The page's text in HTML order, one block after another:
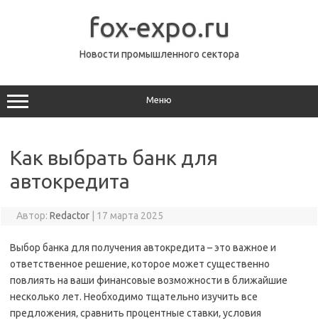
fox-expo.ru
Новости промышленного сектора
Меню
Как выбрать банк для
автокредита
Автор: Redactor 17 марта 2025
Выбор банка для получения автокредита – это важное и
ответственное решение‚ которое может существенно
повлиять на ваши финансовые возможности в ближайшие
несколько лет. Необходимо тщательно изучить все
предложения‚ сравнить процентные ставки‚ условия